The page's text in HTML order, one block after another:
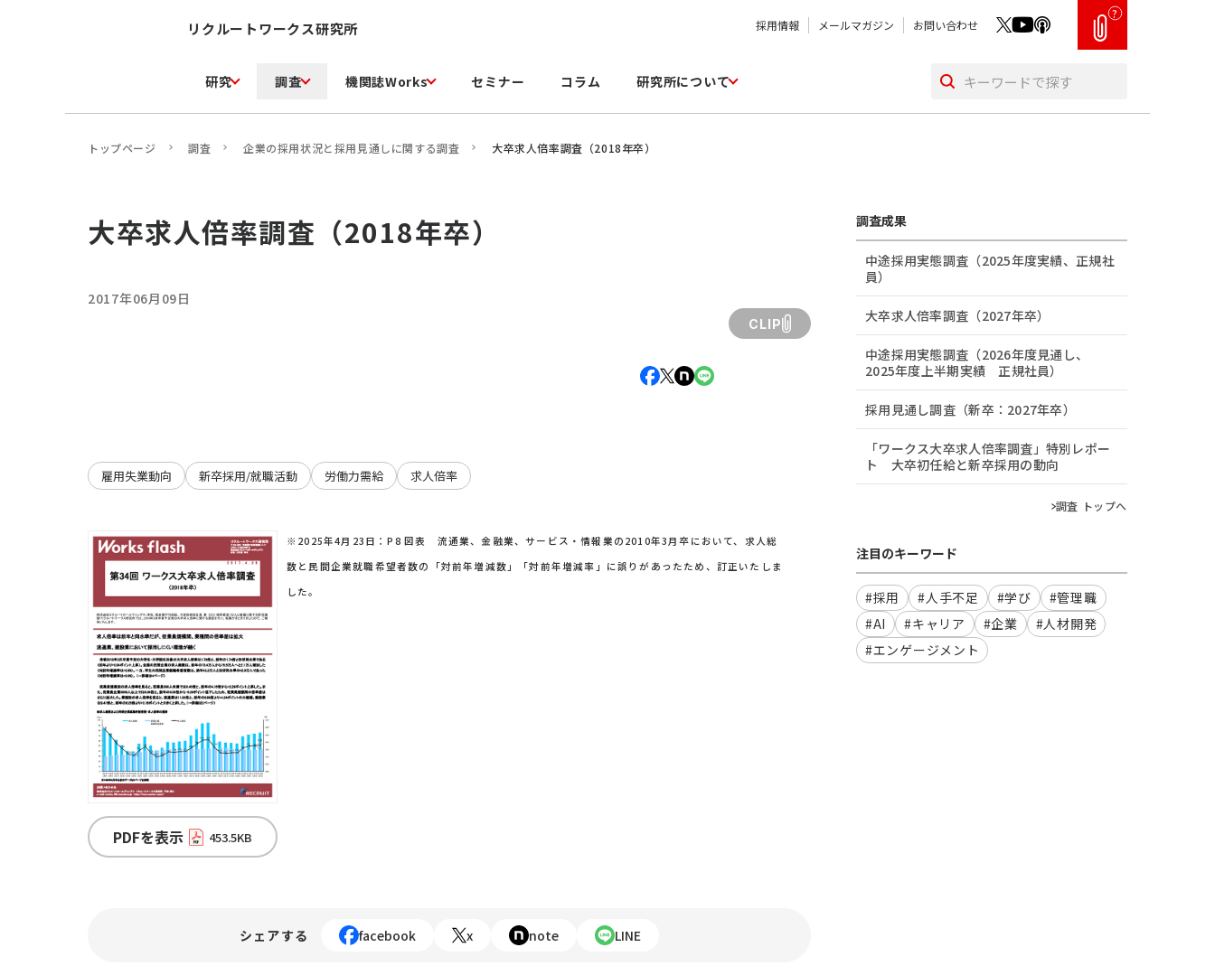
リクルートワークス研究所 採用情報 メールマガジン お問い合わせ
?
研究 調査 機関誌Works セミナー コラム 研究所について
トップページ 調査 企業の採用状況と採用見通しに関する調査 大卒求人倍率調査（2018年卒）
大卒求人倍率調査（2018年卒）
2017年06月09日
CLIP
雇用失業動向 新卒採用/就職活動 労働力需給 求人倍率
PDFを表示 453.5KB
※2025年4月23日：P8 図表 流通業、金融業、サービス・情報業の2010年3月卒において、求人総
数と民間企業就職希望者数の「対前年増減数」「対前年増減率」に誤りがあったため、訂正いたしま
した。
シェアする facebook x note LINE
調査成果
中途採用実態調査（2025年度実績、正規社
員）
大卒求人倍率調査（2027年卒）
中途採用実態調査（2026年度見通し、
2025年度上半期実績 正規社員）
採用見通し調査（新卒：2027年卒）
「ワークス大卒求人倍率調査」特別レポー
ト 大卒初任給と新卒採用の動向
調査 トップへ
注目のキーワード
#採用 #人手不足 #学び
#管理職
#AI
#キャリア #企業
#人材開発
#エンゲージメント